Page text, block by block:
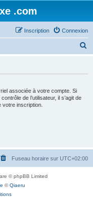
.com
Connexion
Inscription
associée à votre compte. Si
de l’utilisateur, il s’agit de
votre inscription.
Fuseau horaire sur UTC+02:00
© phpBB Limited
©Qiaeru